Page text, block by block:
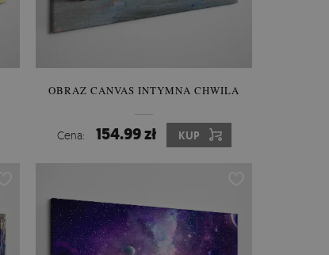
OBRAZ CANVAS INTYMNA CHWILA
Cena: 154.99 zł KUP